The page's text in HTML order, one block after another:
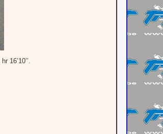
16’10’’.